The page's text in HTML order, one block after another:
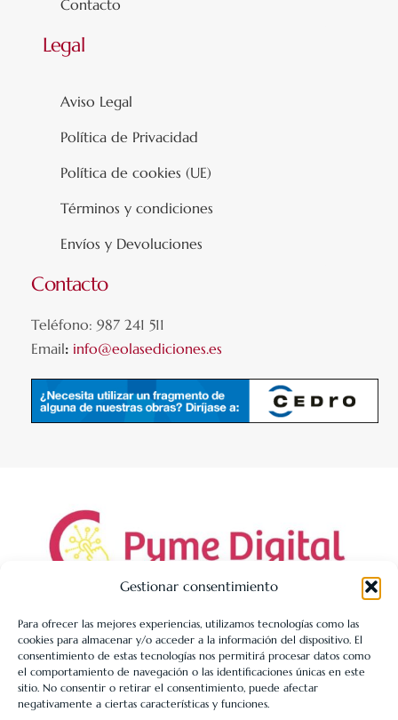
Gestionar consentimiento
Para ofrecer las mejores experiencias, utilizamos tecnologías como las
cookies para almacenar y/o acceder a la información del dispositivo. El
consentimiento de estas tecnologías nos permitirá procesar datos como
el comportamiento de navegación o las identificaciones únicas en este
sitio. No consentir o retirar el consentimiento, puede afectar
negativamente a ciertas características y funciones.
Contacto
Legal
Aviso Legal
Política de Privacidad
Política de cookies (UE)
Términos y condiciones
Envíos y Devoluciones
Contacto
Teléfono: 987 241 511
Email: info@eolasediciones.es
LIBRERÍA UNIVERSITARIA LEÓN 1980 SLL ha sido beneficiaria
de Fondos Europeos, cuyo objetivo es la mejora de la
competitividad de las PYMES, y gracias al cual ha puesto en
marcha un Plan de Acción con el objetivo de reforzar la